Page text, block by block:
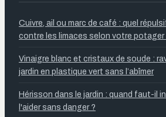
Cuivre, ail ou marc de café : quel
contre les limaces selon votre potager
Vinaigre blanc et cristaux de soude :
jardin en plastique vert sans l’abîmer
Hérisson dans le jardin : quand faut-il
l'aider sans danger ?